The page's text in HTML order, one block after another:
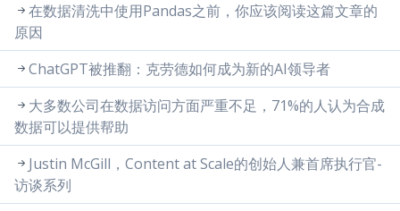
在数据清洗中使用Pandas之前，你应该阅读这篇文章的
原因
ChatGPT被推翻：克劳德如何成为新的AI领导者
大多数公司在数据访问方面严重不足，71%的人认为合成
数据可以提供帮助
Justin McGill，Content at Scale的创始人兼首席执行官-
访谈系列